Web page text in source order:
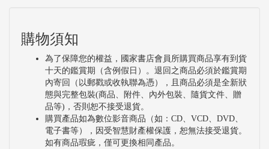
購物須知
為了保障您的權益，國家書店會員所購買商品享有到貨
十天的鑑賞期（含例假日）。退回之商品必須於鑑賞期
內寄回（以郵戳或收執聯為憑），且商品必須是全新狀
態與完整包裝(商品、附件、內外包裝、隨貨文件、贈
品等)，否則恕不接受退貨。
購買產品如為數位影音商品（如：CD、VCD、DVD、
電子書等），因受智慧財產權保護，恕無法接受退貨。
如有商品瑕疵，僅可更換相同產品。